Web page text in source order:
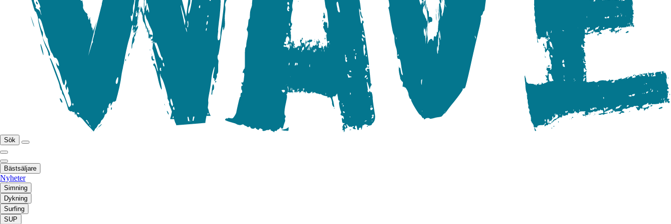
Sök
Bästsäljare
Nyheter
Simning
Dykning
Surfing
SUP